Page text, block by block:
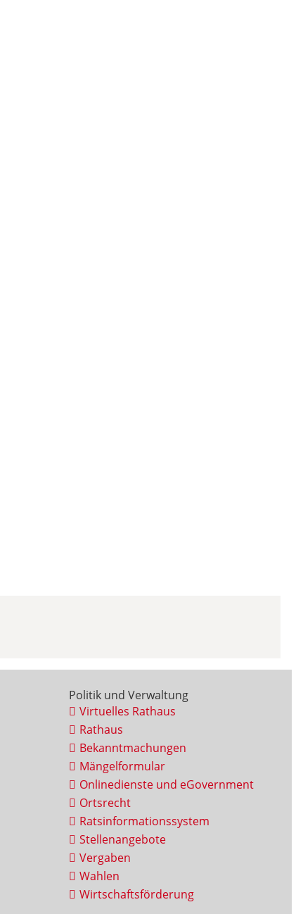
Politik und Verwaltung
Virtuelles Rathaus
Rathaus
Bekanntmachungen
Mängelformular
Onlinedienste und eGovernment
Ortsrecht
Ratsinformationssystem
Stellenangebote
Vergaben
Wahlen
Wirtschaftsförderung